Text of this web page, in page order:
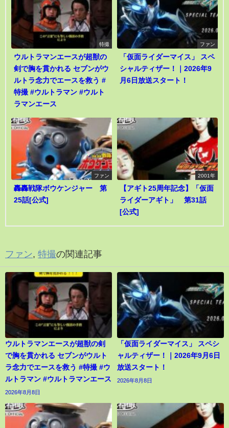
特撮
ウルトラマンエースが超獣の
剣で胸を貫かれる セブンがウ
ルトラ念力でエースを救う #
特撮 #ウルトラマン #ウルト
ラマンエース
ファン
「仮面ライダーマイス」 スペ
シャルティザー！｜2026年9
月6日放送スタート！
ファン
轟轟戦隊ボウケンジャー 第
25話[公式]
2001年
【アギト25周年記念】「仮面
ライダーアギト」 第31話
[公式]
ファン, 特撮の関連記事
ウルトラマンエースが超獣の剣
で胸を貫かれる セブンがウルト
ラ念力でエースを救う #特撮 #ウ
ルトラマン #ウルトラマンエース
2026年8月8日
「仮面ライダーマイス」 スペシ
ャルティザー！｜2026年9月6日
放送スタート！
2026年8月8日